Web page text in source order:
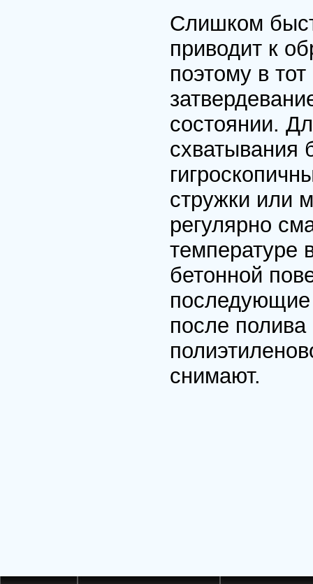
Слишком
приводит к
поэтому в
состоянии.
схватывания
стружки или
регулярно
температуре
бетонной
после
снимают.